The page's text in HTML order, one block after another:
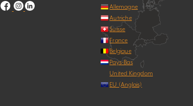
Allemagne
Autriche
Suisse
France
Belgique
Pays-Bas
United Kingdom
EU (Anglais)